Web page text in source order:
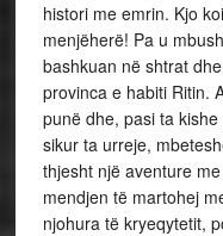
histori me emrin. Kjo
menjëherë! Pa u
bashkuan në shtrat
provinca e habiti Ritin.
punë dhe, pasi ta
sikur ta urreje,
thjesht një aventure
mendjen të martohej
njohura të kryeqytetit,